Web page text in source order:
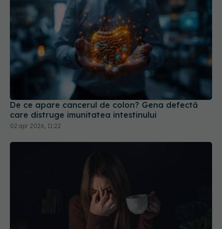
De ce apare cancerul de colon? Gena defectă
care distruge imunitatea intestinului
Efectul ascuns al cafelei asupra stresului